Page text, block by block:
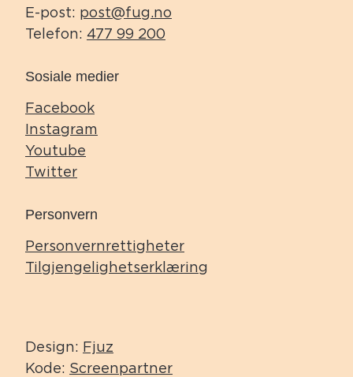
E-post: post@fug.no
Telefon: 477 99 200
Sosiale medier
Facebook
Instagram
Youtube
Twitter
Personvern
Personvernrettigheter
Tilgjengelighetserklæring
Design: Fjuz
Kode: Screenpartner